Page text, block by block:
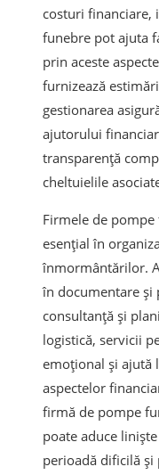
costuri financiare,
funebre pot ajuta
prin aceste
furnizează
gestionarea
ajutorului
transparență
cheltuielile
Firmele de
esențial în
înmormântărilor.
în documentare și
consultanță și
logistică, servicii
emoțional și ajută
aspectelor
firmă de pompe
poate aduce
perioadă dificilă și